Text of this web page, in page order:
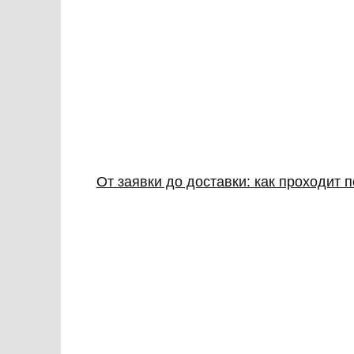
От заявки до доставки: как проходит